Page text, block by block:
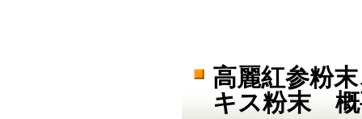
高麗紅参粉
キス粉末 概